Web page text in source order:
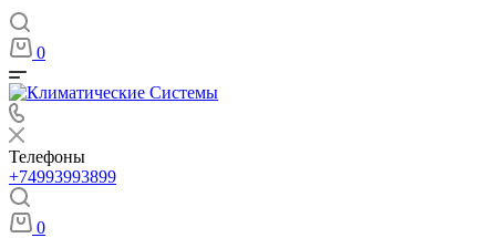
0
Телефоны
+74993993899
0